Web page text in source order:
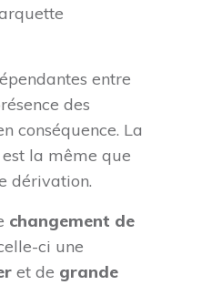
entre
des
conséquence. La
la même que
dérivation.
changement de
ci une
et de grande